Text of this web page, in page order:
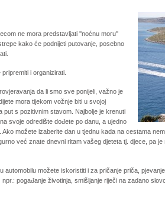
ne mora predstavljati ''noćnu moru''
kako će podnijeti putovanje, posebno
i organizirati.
da li smo sve ponijeli, važno je
mora tijekom vožnje biti u svojoj
put s pozitivnim stavom. Najbolje je krenuti
svoje odredište dođete po danu, a ujedno
Ako možete izaberite dan u tjednu kada na cestama
već znate dnevni ritam vašeg djeteta tj. djece, pa
automobilu možete iskoristiti i za pričanje priča,
pogađanje životinja, smišljanje riječi na zadano